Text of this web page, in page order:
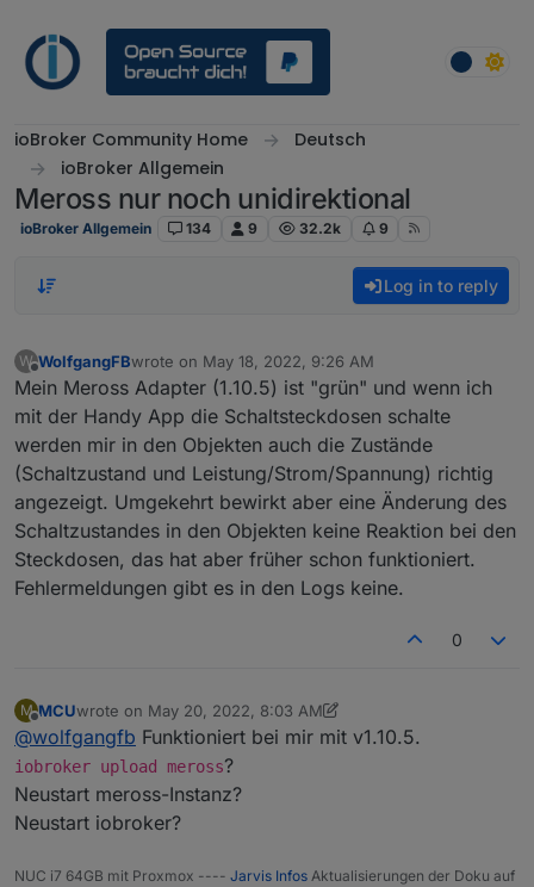
ioBroker Community Home
Deutsch
ioBroker Allgemein
Meross nur noch unidirektional
ioBroker Allgemein 134 9 32.2k 9
Log in to reply
W
Offline
WolfgangFBwrote on May 18, 2022, 9:26 AM
last edited by
Mein Meross Adapter (1.10.5) ist "grün" und wenn ich
mit der Handy App die Schaltsteckdosen schalte
werden mir in den Objekten auch die Zustände
(Schaltzustand und Leistung/Strom/Spannung) richtig
angezeigt. Umgekehrt bewirkt aber eine Änderung des
Schaltzustandes in den Objekten keine Reaktion bei den
Steckdosen, das hat aber früher schon funktioniert.
Fehlermeldungen gibt es in den Logs keine.
0
M
Offline
MCUwrote on May 20, 2022, 8:03 AM
last edited by MCUMay 20, 2022, 10:04 AM
@wolfgangfb Funktioniert bei mir mit v1.10.5.
iobroker upload meross?
Neustart meross-Instanz?
Neustart iobroker?
NUC i7 64GB mit Proxmox ---- Jarvis Infos Aktualisierungen der Doku auf